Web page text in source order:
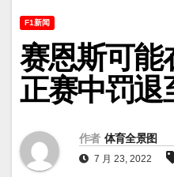
F1新闻
赛恩斯可能
正赛中罚退
作者 体育全景图
7 月 23, 2022